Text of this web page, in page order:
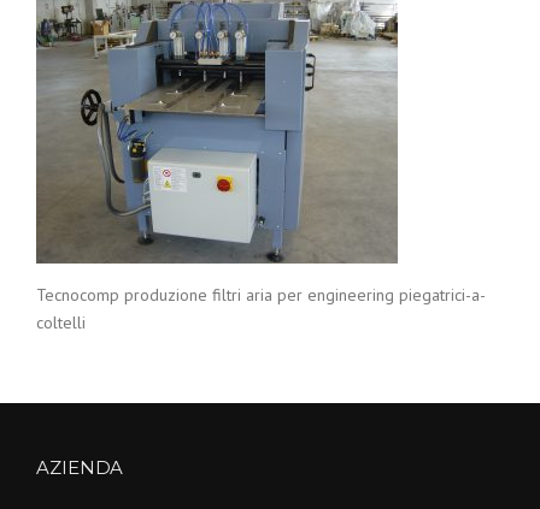
Tecnocomp produzione filtri aria per engineering piegatrici-a-
coltelli
AZIENDA